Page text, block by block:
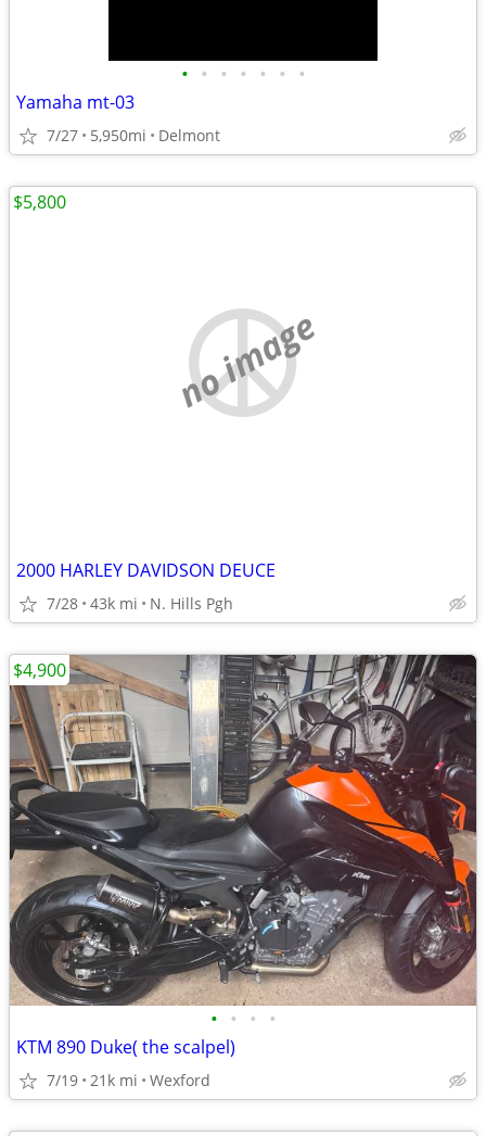
• • • • • • •
Yamaha mt-03
7/27 5,950mi Delmont
no image
2000 HARLEY DAVIDSON DEUCE
7/28 43k mi N. Hills Pgh
$5,800
• • • •
KTM 890 Duke( the scalpel)
7/19 21k mi Wexford
$4,900